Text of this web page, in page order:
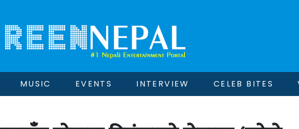
MUSIC EVENTS INTERVIEW CELEB BITES